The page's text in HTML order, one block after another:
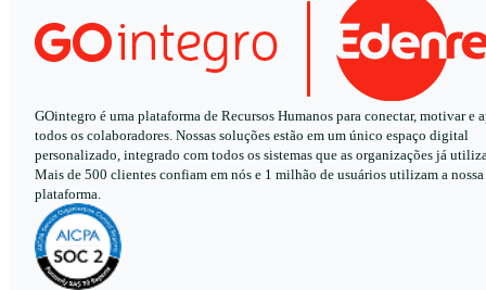
GOintegro é uma plataforma de Recursos Humanos para conectar, motivar e
todos os colaboradores. Nossas soluções estão em um único espaço digital
personalizado, integrado com todos os sistemas que as organizações já
Mais de 500 clientes confiam em nós e 1 milhão de usuários utilizam a nossa
plataforma.